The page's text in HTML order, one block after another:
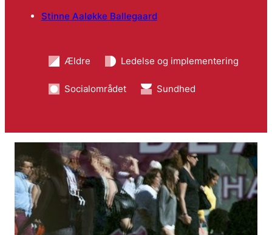
Stinne Aaløkke Ballegaard
Ældre Ledelse og implementering
Socialområdet Sundhed